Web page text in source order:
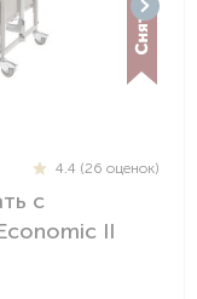
4.4 (26 оценок)
с
II